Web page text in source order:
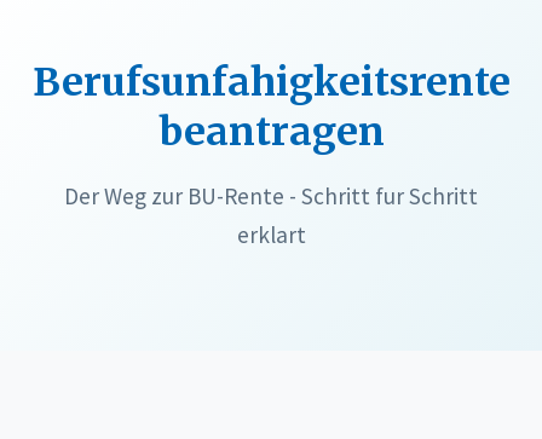
Berufsunfahigkeitsrente
beantragen
Der Weg zur BU-Rente - Schritt fur Schritt
erklart